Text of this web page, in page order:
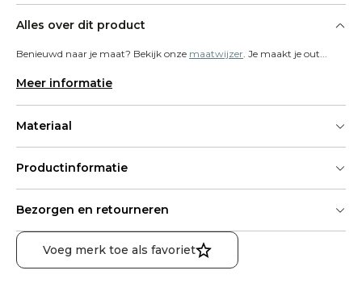
Alles over dit product
Benieuwd naar je maat? Bekijk onze maatwijzer. Je maakt je out...
Meer informatie
Materiaal
Productinformatie
Bezorgen en retourneren
Voeg merk toe als favoriet